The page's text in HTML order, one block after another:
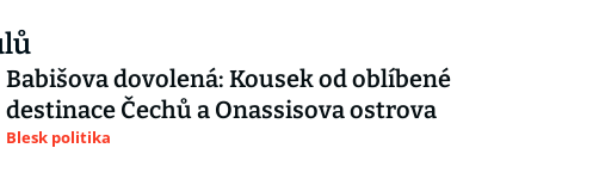
Babišova dovolená: Kousek od oblíbené
destinace Čechů a Onassisova ostrova
Blesk politika